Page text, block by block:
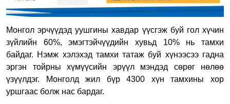
Монгол эрчүүдэд уушгины хавдар үүсгэж буй гол хүчин
зүйлийн 60%, эмэгтэйчүүдийн хувьд 10% нь тамхи
байдаг. Нэмж хэлэхэд тамхи татаж буй хүнээсээ гадна
эргэн тойрны хүмүүсийн эрүүл мэндэд сөрөг нөлөө
үзүүлдэг. Монголд жил бүр 4300 хүн тамхины хор
уршгаас болж нас бардаг.